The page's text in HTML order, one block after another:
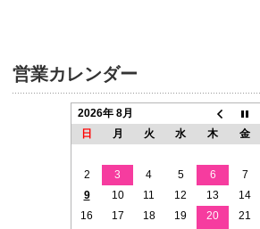
営業カレンダー
2026年 8月
日
月 火 水 木 金
2
3 4 5 6 7
9
10 11 12 13 14
16
17 18 19 20 21